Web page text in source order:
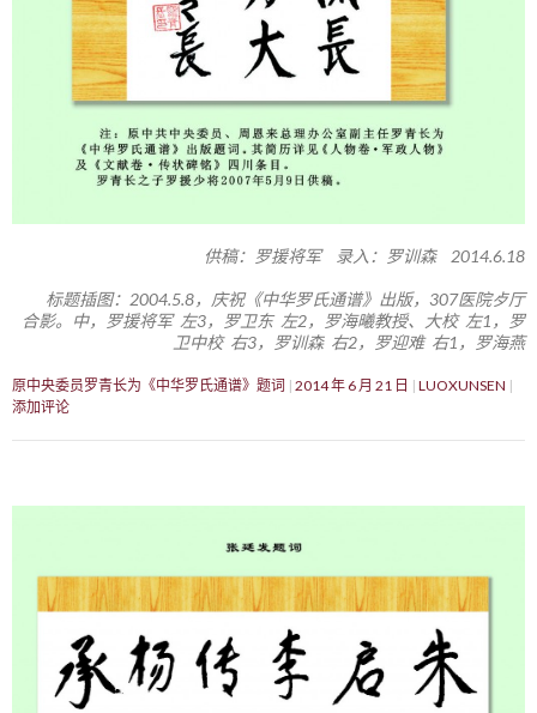
供稿：罗援将军 录入：罗训森 2014.6.18
标题插图：2004.5.8，庆祝《中华罗氏通谱》出版，307医院歺厅
合影。中，罗援将军 左3，罗卫东 左2，罗海曦教授、大校 左1，罗
卫中校 右3，罗训森 右2，罗迎难 右1，罗海燕
原中央委员罗青长为《中华罗氏通谱》题词 2014 年 6 月 21 日
LUOXUNSEN
添加评论